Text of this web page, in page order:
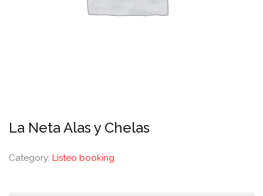
La Neta Alas y Chelas
Category: Listeo booking